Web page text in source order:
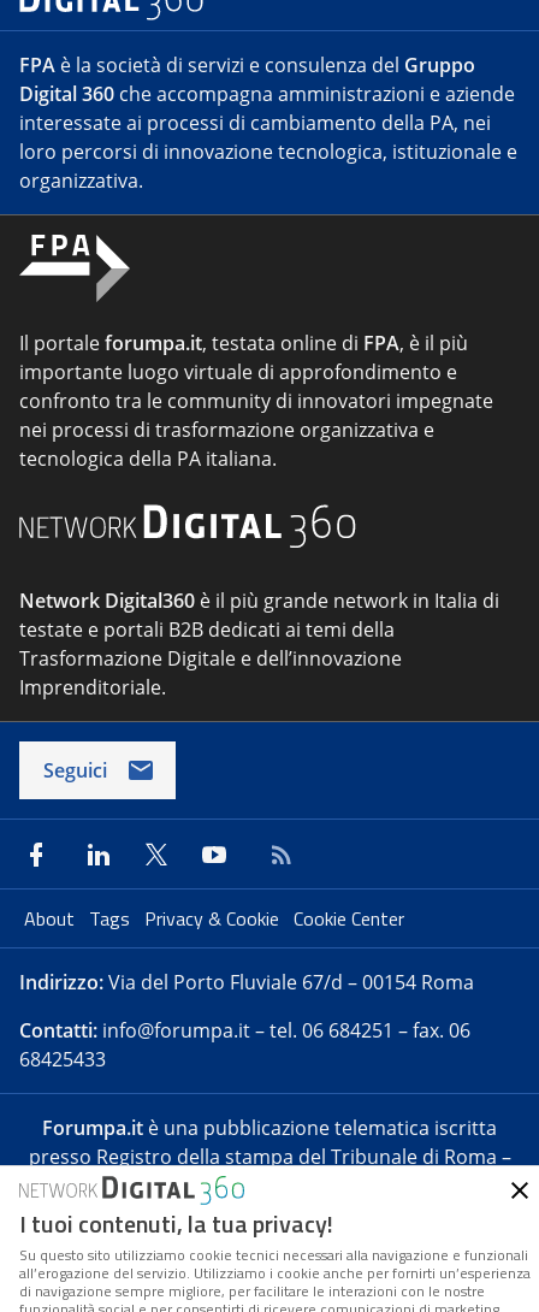
FPA è la società di servizi e consulenza del Gruppo
Digital 360 che accompagna amministrazioni e aziende
interessate ai processi di cambiamento della PA, nei
loro percorsi di innovazione tecnologica, istituzionale e
organizzativa.
Il portaleforumpa.it, testata online di FPA, è il più
importante luogo virtuale di approfondimento e
confronto tra le community di innovatori impegnate
nei processi di trasformazione organizzativa e
tecnologica della PA italiana.
Network Digital360 è il più grande network in Italia di
testate e portali B2B dedicati ai temi della
Trasformazione Digitale e dell’innovazione
Imprenditoriale.
Seguici
About Tags Privacy & Cookie Cookie Center
Indirizzo:Via del Porto Fluviale 67/d – 00154 Roma
Contatti: info@forumpa.it– tel. 06 684251 – fax. 06
68425433
Forumpa.it è una pubblicazione telematica iscritta
presso Registro della stampa del Tribunale di Roma –
Reg. n. 182 del 2 maggio 2008 – Direttore resp. Michela
Stentella
FPA s.r.l. è società soggetta a Direzione e
Coordinamento da parte di Digital360 S.p.A. – FPA s.r.l.
è un’azienda certificata per il sistema di management
I tuoi contenuti, la tua privacy!
Su questo sito utilizziamo cookie tecnici necessari alla navigazione e funzionali
all’erogazione del servizio. Utilizziamo i cookie anche per fornirti un’esperienza
di navigazione sempre migliore, per facilitare le interazioni con le nostre